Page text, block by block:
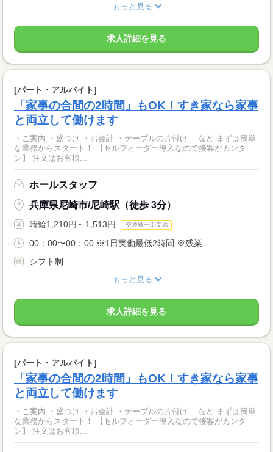
もっと見る
求人詳細を見る
[パート・アルバイト]
「家事の合間の2時間」もOK！すき家なら家事
と両立して働けます
・ご案内 ・盛つけ ・お会計 ・テーブルの片付け など まずは簡単
な業務からスタート！ 【セルフオーダー導入なので接客がカンタ
ン】 注文はお客様...
ホールスタッフ
兵庫県尼崎市/尼崎駅（徒歩 3分）
時給1,210円～1,513円 交通費一部支給
00：00〜00：00 ※1日実働最低2時間 ※残業...
シフト制
もっと見る
求人詳細を見る
[パート・アルバイト]
「家事の合間の2時間」もOK！すき家なら家事
と両立して働けます
・ご案内 ・盛つけ ・お会計 ・テーブルの片付け など まずは簡単
な業務からスタート！ 【セルフオーダー導入なので接客がカンタ
ン】 注文はお客様...